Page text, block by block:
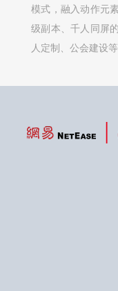
模式，融入动作元
级副本、千人同屏
人定制、公会建设